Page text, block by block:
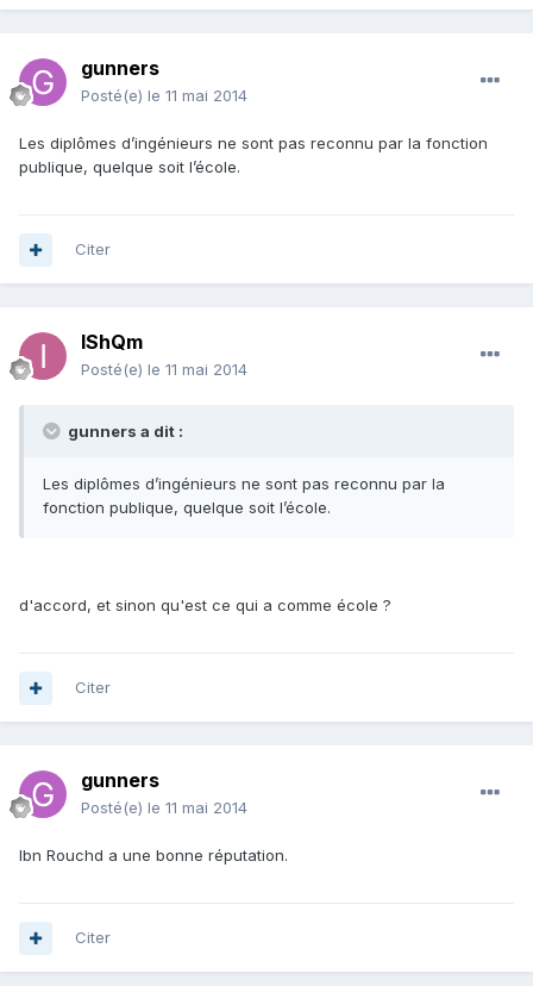
gunners
Posté(e) le 11 mai 2014
Les diplômes d’ingénieurs ne sont pas reconnu par la fonction
publique, quelque soit l’école.
Citer
IShQm
Posté(e) le 11 mai 2014
gunners a dit :
Les diplômes d’ingénieurs ne sont pas reconnu par la
fonction publique, quelque soit l’école.
d'accord, et sinon qu'est ce qui a comme école ?
Citer
gunners
Posté(e) le 11 mai 2014
Ibn Rouchd a une bonne réputation.
Citer